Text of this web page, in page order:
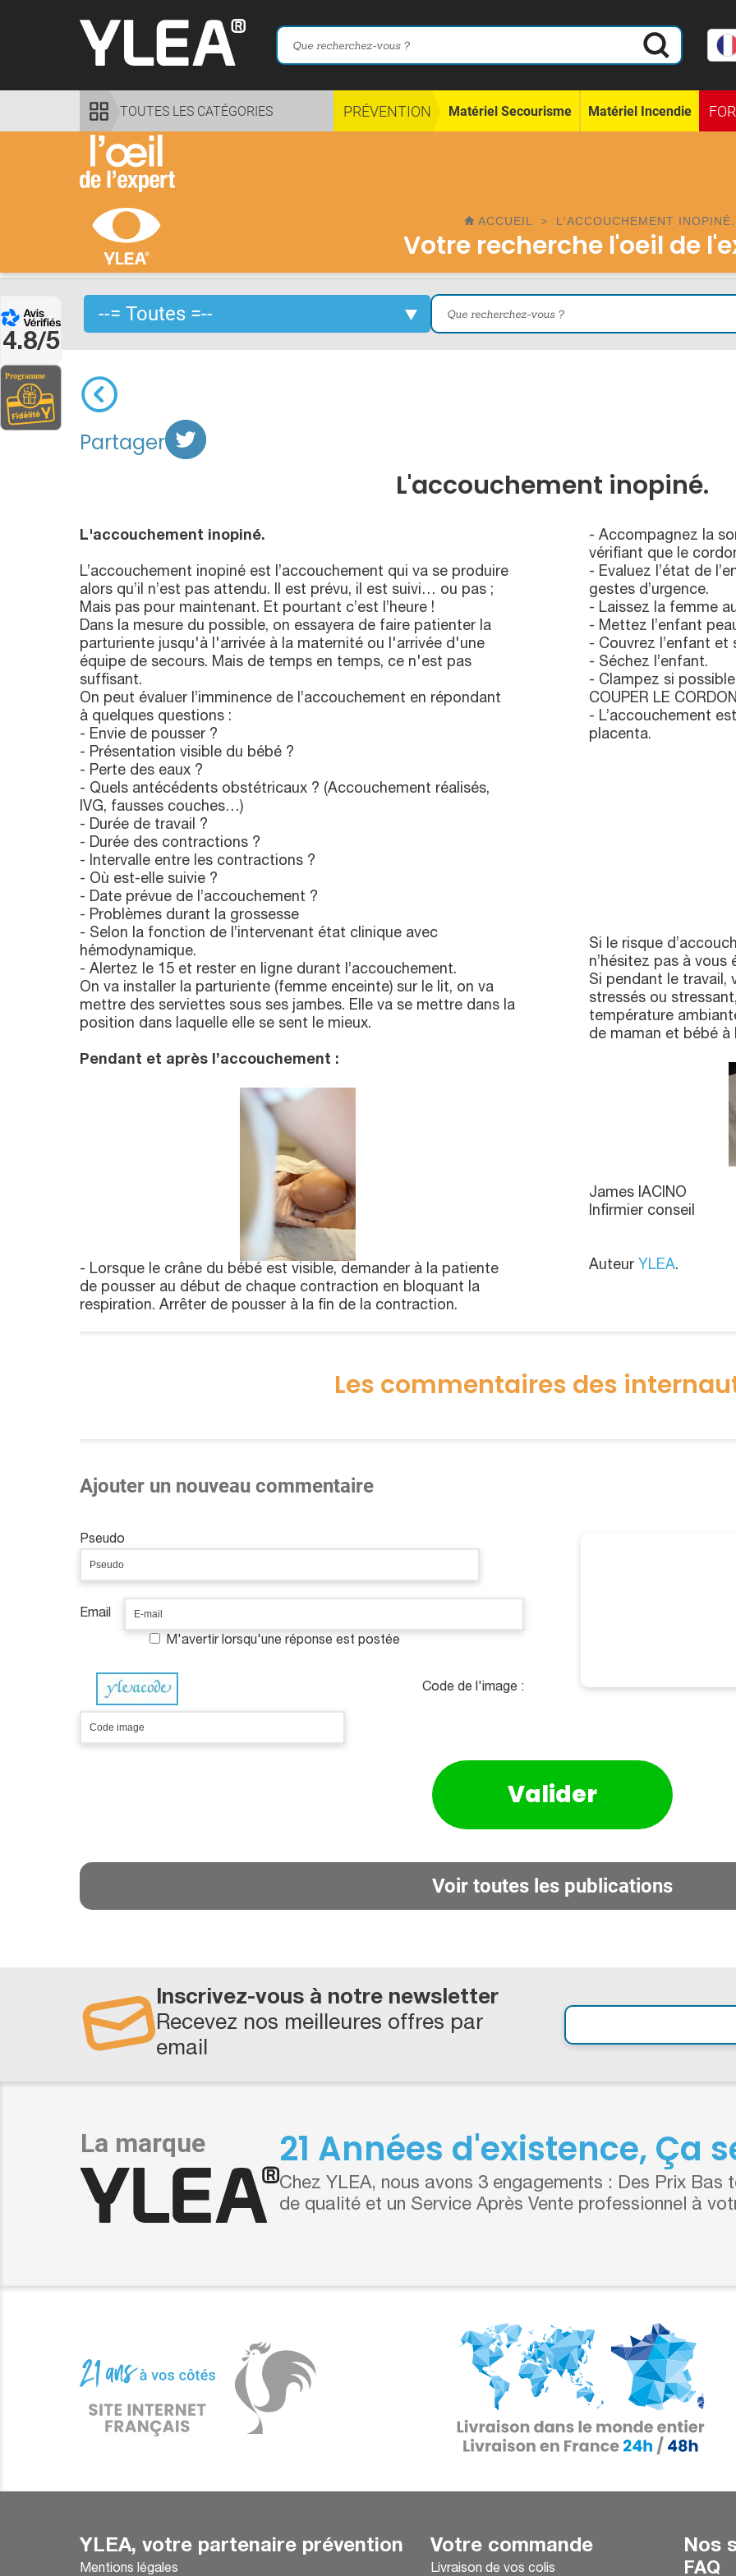
4.8/5
TOUTES LES CATÉGORIES PRÉVENTION Matériel Secourisme Matériel Incendie
ACCUEIL > L'ACCOUCHEMENT INOPINÉ.
Votre recherche l'oeil de
Partager
L'accouchement inopiné.
L'accouchement inopiné.
L’accouchement inopiné est l’accouchement qui va se produire
alors qu’il n’est pas attendu. Il est prévu, il est suivi… ou pas ;
Mais pas pour maintenant. Et pourtant c’est l’heure !
Dans la mesure du possible, on essayera de faire patienter la
parturiente jusqu'à l'arrivée à la maternité ou l'arrivée d'une
équipe de secours. Mais de temps en temps, ce n'est pas
suffisant.
On peut évaluer l’imminence de l’accouchement en répondant
à quelques questions :
- Envie de pousser ?
- Présentation visible du bébé ?
- Perte des eaux ?
- Quels antécédents obstétricaux ? (Accouchement réalisés,
IVG, fausses couches…)
- Durée de travail ?
- Durée des contractions ?
- Intervalle entre les contractions ?
- Où est-elle suivie ?
- Date prévue de l’accouchement ?
- Problèmes durant la grossesse
- Selon la fonction de l’intervenant état clinique avec
hémodynamique.
- Alertez le 15 et rester en ligne durant l’accouchement.
On va installer la parturiente (femme enceinte) sur le lit, on va
mettre des serviettes sous ses jambes. Elle va se mettre dans la
position dans laquelle elle se sent le mieux.
Pendant et après l’accouchement :
- Lorsque le crâne du bébé est visible, demander à la patiente
de pousser au début de chaque contraction en bloquant la
respiration. Arrêter de pousser à la fin de la contraction.
- Accompagnez la
vérifiant que le
- Evaluez l’état de
gestes d’urgence.
- Laissez la femme
- Mettez l’enfant
- Couvrez l’enfant et
- Séchez l’enfant.
- Clampez si
COUPER LE
- L’accouchement
placenta.
Si le risque
n’hésitez pas à vous
Si pendant le travail,
stressés ou
température
de maman et bébé à
James IACINO
Infirmier conseil
Auteur YLEA.
Les commentaires des
Ajouter un nouveau commentaire
Pseudo
Email
M'avertir lorsqu'une réponse est postée
Code de l'image :
Voir toutes les publications
Inscrivez-vous à notre newsletter
Recevez nos meilleures offres par
email
21 Années d'existence, Ça
Chez YLEA, nous avons 3 engagements : Des Prix Bas
de qualité et un Service Après Vente professionnel à
YLEA, votre partenaire prévention
Mentions légales
Votre commande
Livraison de vos colis
Nos
FAQ